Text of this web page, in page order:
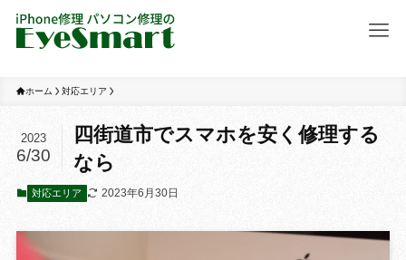
ホーム 対応エリア
四街道市でスマホを安く修理する
なら
2023
6/30
対応エリア 2023年6月30日